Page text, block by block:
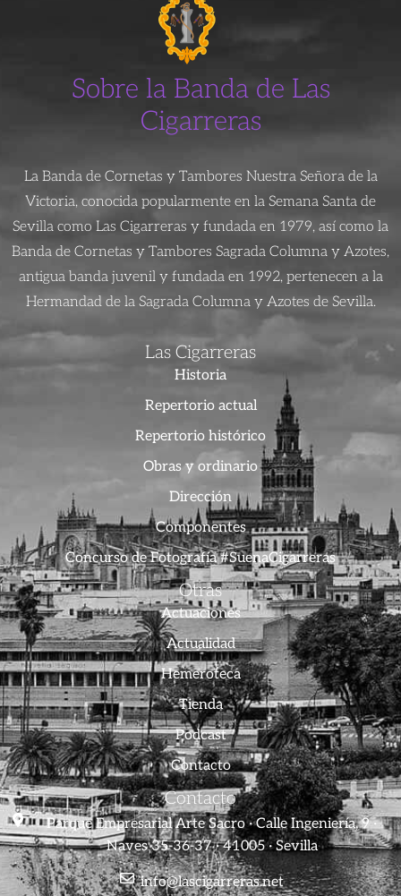
Sobre la Banda de Las
Cigarreras
La Banda de Cornetas y Tambores Nuestra Señora de la
Victoria, conocida popularmente en la Semana Santa de
Sevilla como Las Cigarreras y fundada en 1979, así como la
Banda de Cornetas y Tambores Sagrada Columna y Azotes,
antigua banda juvenil y fundada en 1992, pertenecen a la
Hermandad de la Sagrada Columna y Azotes de Sevilla.
Las Cigarreras
Historia
Repertorio actual
Repertorio histórico
Obras y ordinario
Dirección
Componentes
Concurso de Fotografía #SuenaCigarreras
Otras
Actuaciones
Actualidad
Hemeroteca
Tienda
Podcast
Contacto
Contacto
Parque Empresarial Arte Sacro · Calle Ingeniería, 9 ·
Naves 35-36-37 · 41005 · Sevilla
info@lascigarreras.net